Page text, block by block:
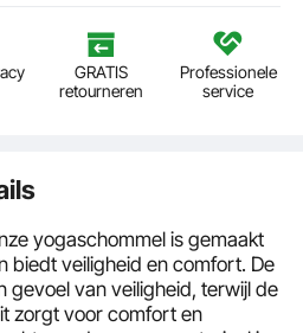
GRATIS
retourneren
Professionele
service
yogaschommel is gemaakt
biedt veiligheid en comfort. De
gevoel van veiligheid, terwijl de
zorgt voor comfort en